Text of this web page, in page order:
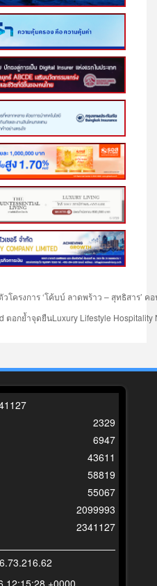
วโครงการ ‘โค้บบ์ ลาดพร้าว – สุทธิสาร’
ตอกย้ำจุดยืนLuxury Lifestyle Hospitality
1 127
2329
6947
43611
58819
55067
2099993
2341127